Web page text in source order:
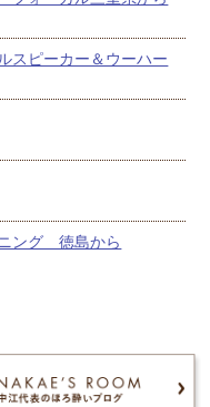
スピーカー＆ウーハー
ング 徳島から